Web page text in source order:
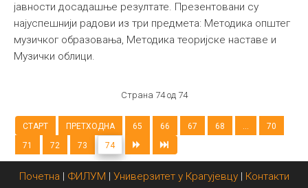
јавности досадашње резултате. Презентовани су
најуспешнији радови из три предмета: Методика општег
музичког образовања, Методика теоријске наставе и
Музички облици.
Страна 74 од 74
СТАРТ ПРЕТХОДНА 65 66 67 68 ...
70
71
72 73 74
Почетна | ФИЛУМ | Универзитет у Крагујевцу| Контакти